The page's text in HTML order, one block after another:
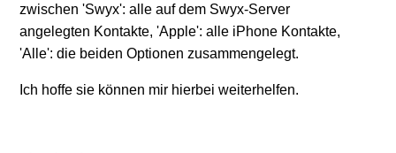
zwischen 'Swyx': alle auf dem Swyx-Server
angelegten Kontakte, 'Apple': alle iPhone Kontakte,
'Alle': die beiden Optionen zusammengelegt.
Ich hoffe sie können mir hierbei weiterhelfen.